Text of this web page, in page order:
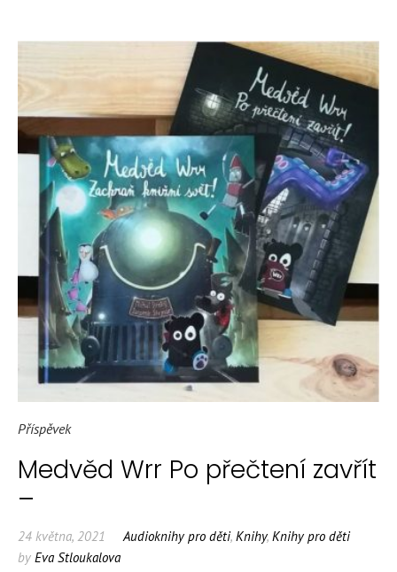
Příspěvek
Medvěd Wrr Po přečtení zavřít
–
24 května, 2021 Audioknihy pro děti, Knihy, Knihy pro děti
by Eva Stloukalova